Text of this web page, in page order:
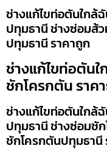
ช่างแก้ไขท่อตันใกล้
ปทุมธานี ช่างซ่อมส้
ปทุมธานี ราคาถูก
ช่างแก้ไขท่อตันใ
ชักโครกตัน ราค
ช่างแก้ไขท่อตันใกล้
ปทุมธานี ช่างซ่อมชั
ชักโครกตันปทุมธานี